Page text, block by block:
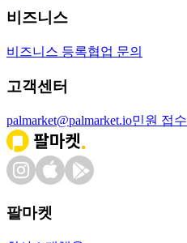
비즈니스
비즈니스 등록협업 문의
고객센터
palmarket@palmarket.io민원 접수
팔마켓